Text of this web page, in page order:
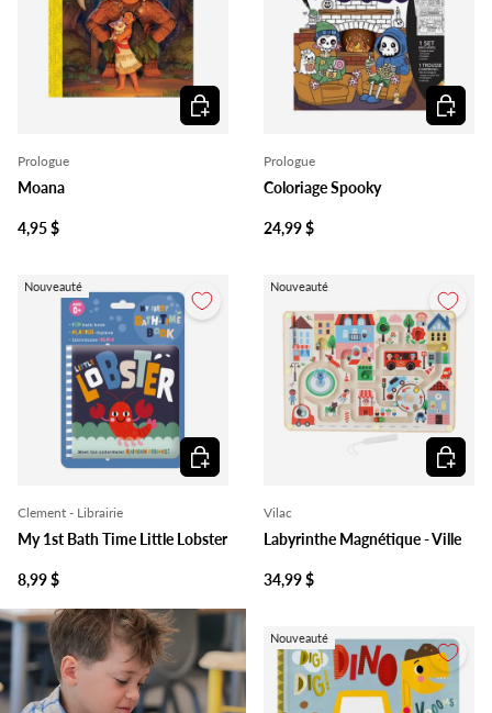
Prologue
Moana
4,95 $
Ajouter au panier
Prologue
Coloriage Spooky
24,99 $
Ajouter
Nouveauté
Clement - Librairie
My 1st Bath Time Little Lobster
8,99 $
Ajouter au panier
Nouveauté
Vilac
Labyrinthe Magnétique - Ville
34,99 $
Ajouter
Nouveauté